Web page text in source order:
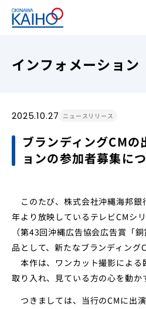
ホーム
ログインメ
法人・個人事業主のお客
インフォメーション
2025.10.27 ニュースリリース
ブランディングCMの
ョンの参加者募集に
このたび、株式会社沖縄海邦銀
年より放映しているテレビCMシ
（第43回沖縄広告協会広告賞「
品として、新たなブランディング
本作は、ワンカット撮影による
取り入れ、見ている方の心を動か
つきましては、当行のCMに出